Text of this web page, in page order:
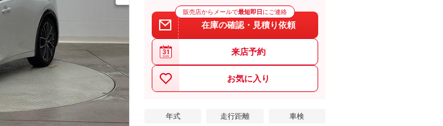
販売店からメールで最短即日 にご連絡
在庫の確認・見積り依頼
来店予約
お気に入り
年式 走行距離 車検